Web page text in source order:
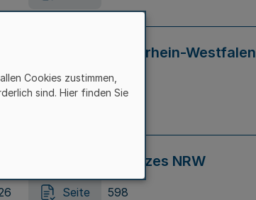
in Nordrhein-Westfalen
– LADG NRW)
Seite 595
Casinospiel Gesetzes NRW
Seite 598
Cookies zustimmen,
sind. Hier finden Sie